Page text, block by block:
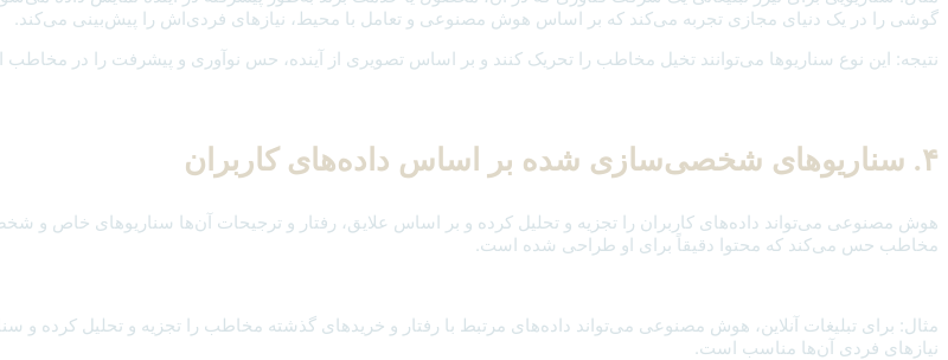
گوشی را در یک دنیای مجازی تجربه می‌کند که بر اساس هوش مصنوعی و تعامل با محیط، نیازهای فردی‌اش را پیش‌بینی می‌کند.
نتیجه: این نوع سناریوها می‌توانند تخیل مخاطب را تحریک کنند و بر اساس تصویری از آینده، حس نوآوری و پیشرفت را در مخاطب
۴. سناریوهای شخصی‌سازی شده بر اساس داده‌های کاربران
هوش مصنوعی می‌تواند داده‌های کاربران را تجزیه و تحلیل کرده و بر اساس علایق، رفتار و ترجیحات آن‌ها سناریوهای خاص و
مخاطب حس می‌کند که محتوا دقیقاً برای او طراحی شده است.
مثال: برای تبلیغات آنلاین، هوش مصنوعی می‌تواند داده‌های مرتبط با رفتار و خریدهای گذشته مخاطب را تجزیه و تحلیل کرده
نیازهای فردی آن‌ها مناسب است.